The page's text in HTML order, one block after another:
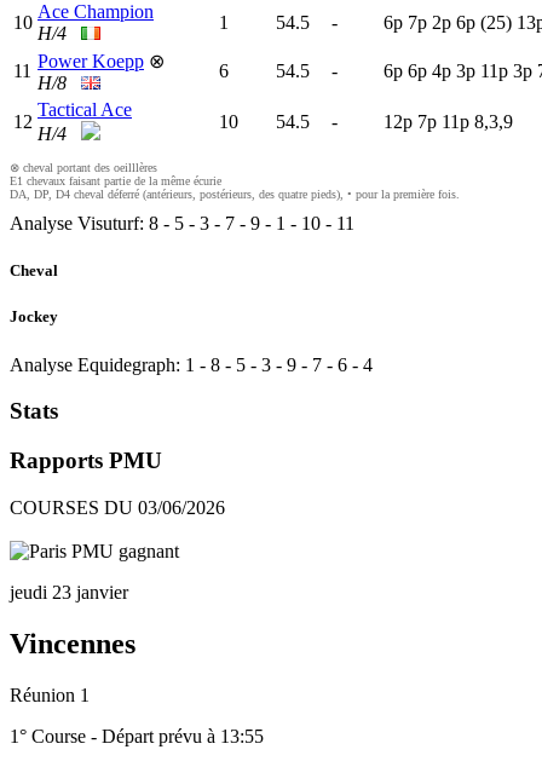
10
Ace Champion
H/4
1 54.5 - 6p 7p 2p 6p (25)
11 Power Koepp ⊗
H/8
6 54.5 - 6p 6p 4p 3p 11p 3p
12
Tactical Ace
H/4
10 54.5 - 12p 7p 11p 8,3,9
⊗ cheval portant des oeilllères
E1 chevaux faisant partie de la même écurie
DA, DP, D4 cheval déferré (antérieurs, postérieurs, des quatre pieds), • pour la première fois.
Analyse Visuturf: 8 - 5 - 3 - 7 - 9 - 1 - 10 - 11
Cheval
Jockey
Analyse Equidegraph: 1 - 8 - 5 - 3 - 9 - 7 - 6 - 4
Stats
Rapports PMU
COURSES DU 03/06/2026
jeudi 23 janvier
Vincennes
Réunion 1
1° Course - Départ prévu à 13:55